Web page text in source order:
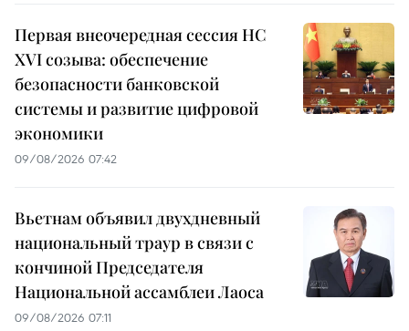
Первая внеочередная сессия НС
XVI созыва: обеспечение
безопасности банковской
системы и развитие цифровой
экономики
09/08/2026 07:42
Вьетнам объявил двухдневный
национальный траур в связи с
кончиной Председателя
Национальной ассамблеи Лаоса
09/08/2026 07:11